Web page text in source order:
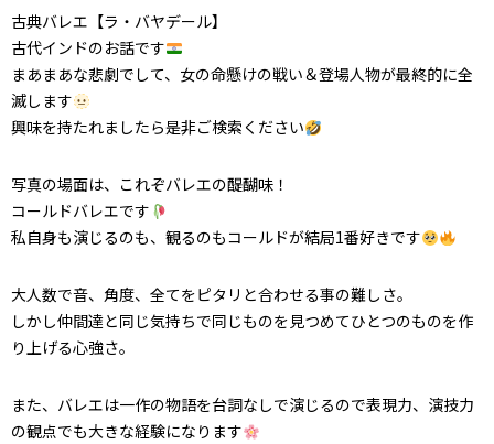
古典バレエ【ラ・バヤデール】
古代インドのお話です
まあまあな悲劇でして、女の命懸けの戦い＆登場人物が最終的に全
滅します
興味を持たれましたら是非ご検索ください
写真の場面は、これぞバレエの醍醐味！
コールドバレエです
私自身も演じるのも、観るのもコールドが結局1番好きです
大人数で音、角度、全てをピタリと合わせる事の難しさ。
しかし仲間達と同じ気持ちで同じものを見つめてひとつのものを作
り上げる心強さ。
また、バレエは一作の物語を台詞なしで演じるので表現力、演技力
の観点でも大きな経験になります